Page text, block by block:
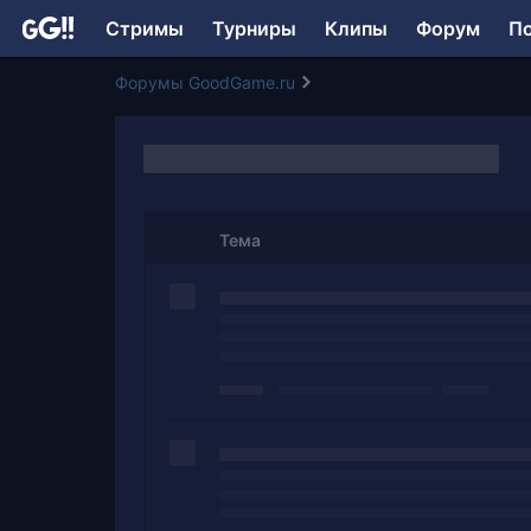
Стримы Турниры Клипы Форум
Форумы GoodGame.ru
Тема